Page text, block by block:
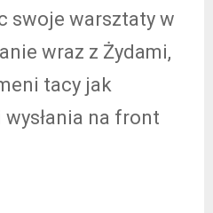
swoje warsztaty w
wraz z Żydami,
tacy jak
na front